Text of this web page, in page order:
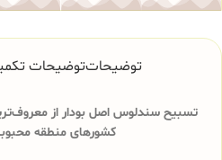
توضیحاتتوضیحات
تسبیح سندلوس اصل بودار از
کشورهای منطقه